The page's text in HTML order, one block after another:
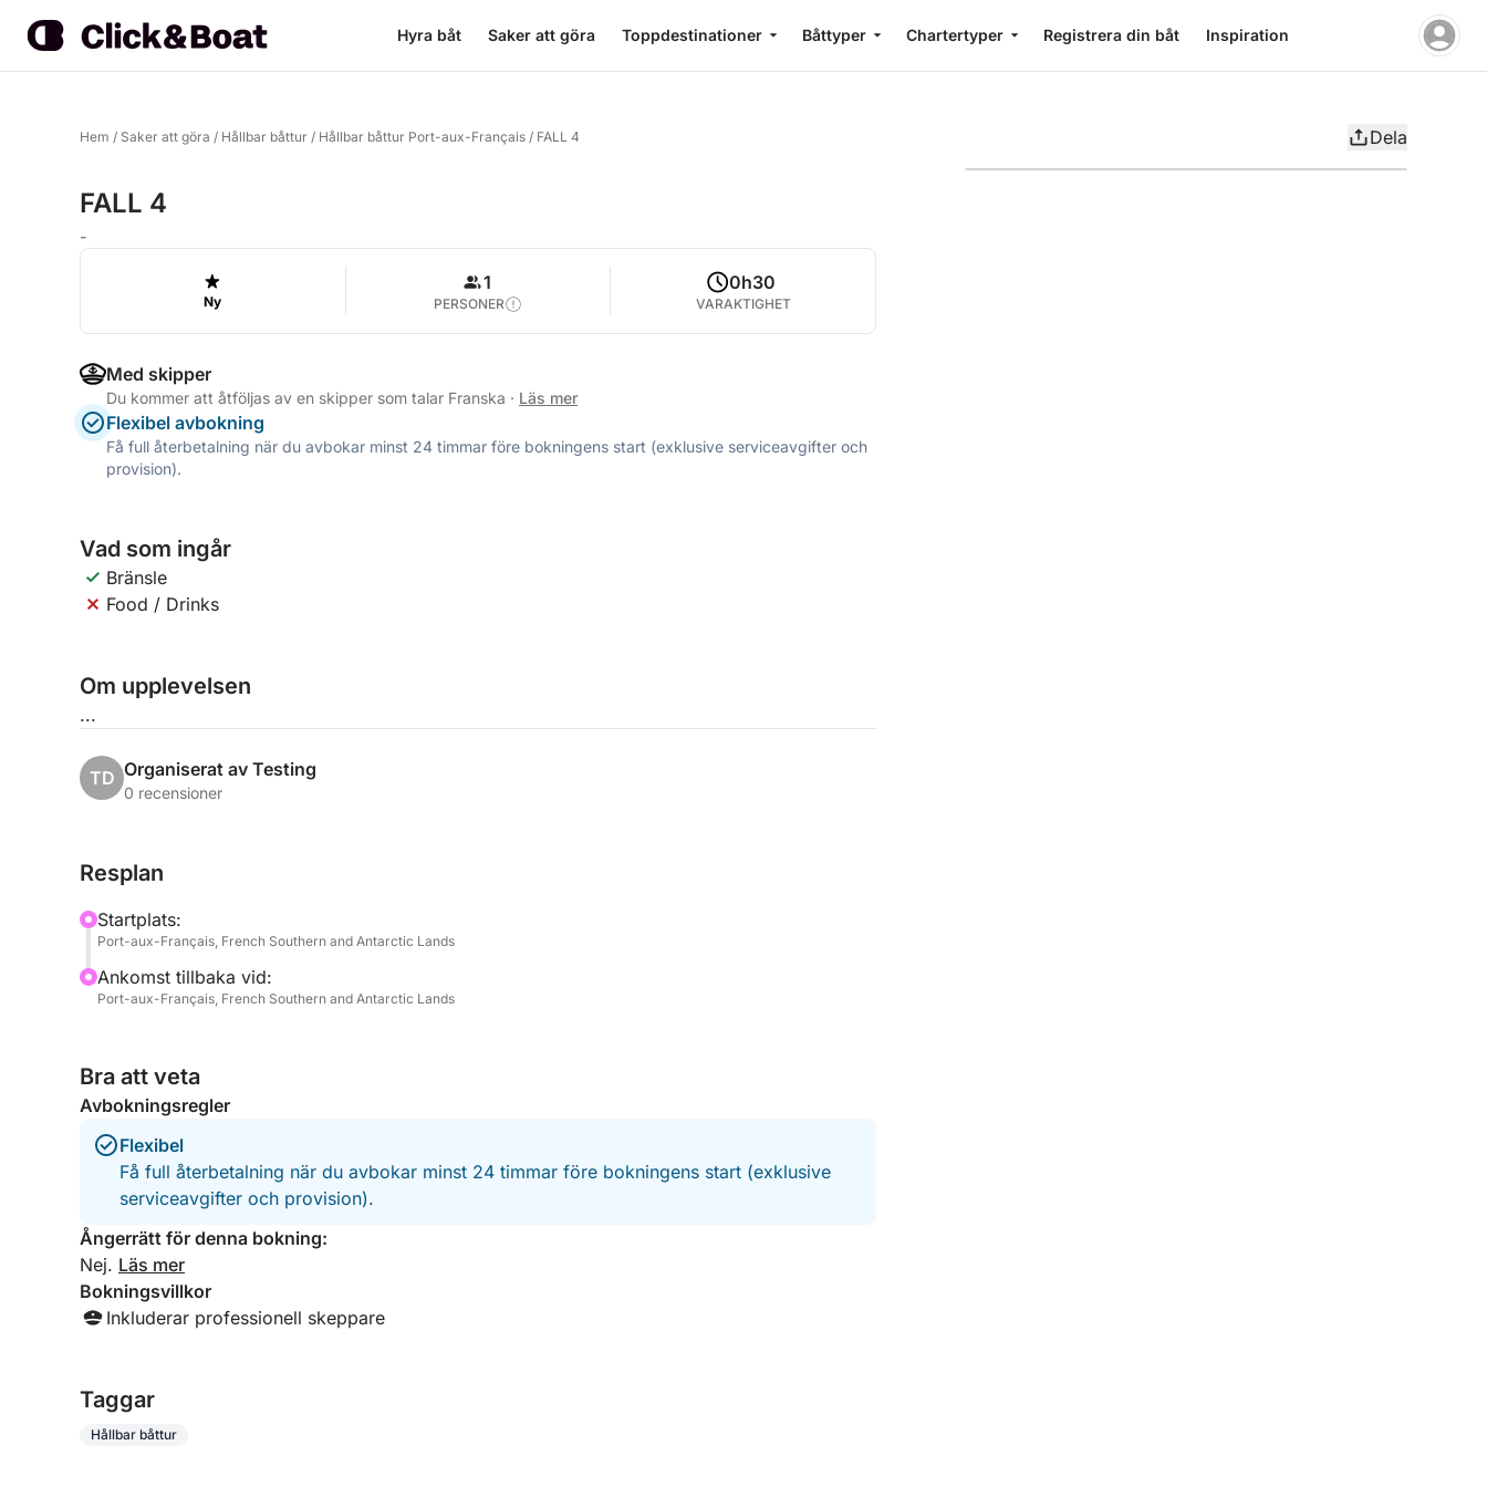
Hyra båt Saker att göra Toppdestinationer Båttyper Chartertyper Registrera din båt Inspiration
Hem / Saker att göra / Hållbar båttur / Hållbar båttur Port-aux-Français / FALL 4 Dela
FALL 4
-
Ny
1
PERSONER
0h30
VARAKTIGHET
Med skipper
Du kommer att åtföljas av en skipper som talar Franska · Läs mer
Flexibel avbokning
Få full återbetalning när du avbokar minst 24 timmar före bokningens start (exklusive serviceavgifter och
provision).
Vad som ingår
Bränsle
Food / Drinks
Om upplevelsen
...
TD Organiserat av Testing
0 recensioner
Resplan
Startplats:
Port-aux-Français, French Southern and Antarctic Lands
Ankomst tillbaka vid:
Port-aux-Français, French Southern and Antarctic Lands
Bra att veta
Avbokningsregler
Flexibel
Få full återbetalning när du avbokar minst 24 timmar före bokningens start (exklusive
serviceavgifter och provision).
Ångerrätt för denna bokning:
Nej. Läs mer
Bokningsvillkor
Inkluderar professionell skeppare
Taggar
Hållbar båttur